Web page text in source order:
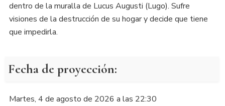
dentro de la muralla de Lucus Augusti (Lugo). Sufre
visiones de la destrucción de su hogar y decide que tiene
que impedirla.
Fecha de proyección:
Martes, 4 de agosto de 2026 a las 22:30